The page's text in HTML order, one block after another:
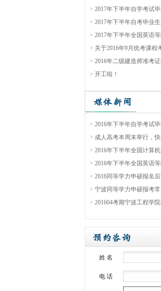
> 2017年下半年自学考试
> 2017年下半年自考毕业
> 2017年下半年全国英语等级考试（
> 关于2016年9月统考课程
> 2016年二级建造师准考
> 开工啦！
> 2016年下半年自学考试
> 成人高考本周末举行，快来
> 2016年下半年全国计算机等
> 2016年下半年全国英语等级考试（
> 2016同等学力申硕报名后重
> 宁波同等学力申硕报考
> 201604考期宁波工程学院考点综
姓 名
电 话